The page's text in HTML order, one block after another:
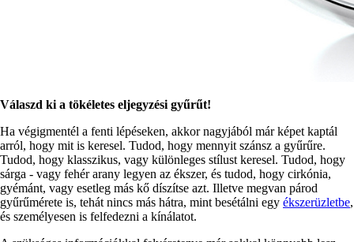
Válaszd ki a tökéletes eljegyzési gyűrűt!
Ha végigmentél a fenti lépéseken, akkor nagyjából már képet kaptál
arról, hogy mit is keresel. Tudod, hogy mennyit szánsz a gyűrűre.
Tudod, hogy klasszikus, vagy különleges stílust keresel. Tudod, hogy
sárga - vagy fehér arany legyen az ékszer, és tudod, hogy cirkónia,
gyémánt, vagy esetleg más kő díszítse azt. Illetve megvan párod
gyűrűmérete is, tehát nincs más hátra, mint besétálni egy ékszerüzletbe,
és személyesen is felfedezni a kínálatot.